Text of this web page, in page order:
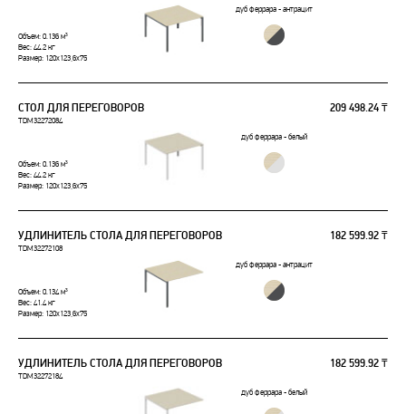
дуб феррара - антрацит
Объем: 0.136 м³
Вес: 44.2 кг
Размер: 120x123,6x75
СТОЛ ДЛЯ ПЕРЕГОВОРОВ 209 498.24 ₸
TDM32272084
дуб феррара - белый
Объем: 0.136 м³
Вес: 44.2 кг
Размер: 120x123,6x75
УДЛИНИТЕЛЬ СТОЛА ДЛЯ ПЕРЕГОВОРОВ 182 599.92 ₸
TDM32272108
дуб феррара - антрацит
Объем: 0.134 м³
Вес: 41.4 кг
Размер: 120x123,6x75
УДЛИНИТЕЛЬ СТОЛА ДЛЯ ПЕРЕГОВОРОВ 182 599.92 ₸
TDM32272184
дуб феррара - белый